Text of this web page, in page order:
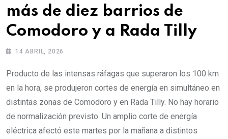
más de diez barrios de
Comodoro y a Rada Tilly
14 ABRIL, 2026
Producto de las intensas ráfagas que superaron los 100 km
en la hora, se produjeron cortes de energía en simultáneo en
distintas zonas de Comodoro y en Rada Tilly. No hay horario
de normalización previsto. Un amplio corte de energía
eléctrica afectó este martes por la mañana a distintos